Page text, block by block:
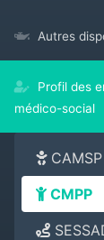
Autres
Profil des
médico-social
CAMSP
CMPP